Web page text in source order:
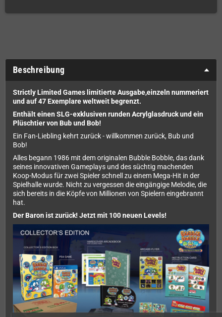
Beschreibung
Strictly Limited Games limitierte Ausgabe,einzeln nummeriert
und auf 47 Exemplare weltweit begrenzt.
Enthält einen SLG-exklusiven runden Acrylglasdruck und ein
Plüschtier von Bub und Bob!
Ein Fan-Liebling kehrt zurück - willkommen zurück, Bub und
Bob!
Alles begann 1986 mit dem originalen Bubble Bobble, das dank
seines innovativen Gameplays und des süchtig machenden
Koop-Modus für zwei Spieler schnell zu einem Mega-Hit in der
Spielhalle wurde. Nicht zu vergessen die eingängige Melodie, die
sich bereits in die Köpfe von Millionen von Spielern eingebrannt
hat.
Der Baron ist zurück! Jetzt mit 100 neuen Levels!